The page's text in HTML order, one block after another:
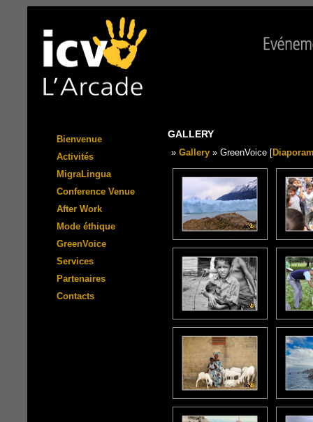
Bienvenue
Activités
MigraLingua
Conference Venue
After Work
Mode éthique
GreenVoice
Services
Partenaires
Contacts
GALLERY
» Gallery » GreenVoice [